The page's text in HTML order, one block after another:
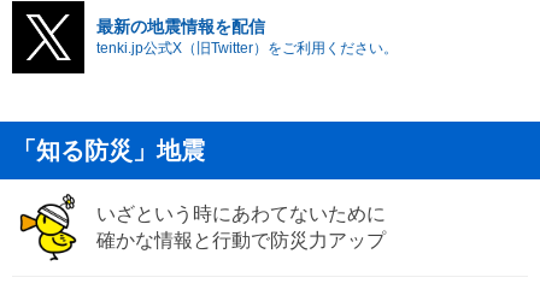
最新の地震情報を配信
tenki.jp公式X（旧Twitter）をご利用ください。
「知る防災」地震
いざという時にあわてないために
確かな情報と行動で防災力アップ